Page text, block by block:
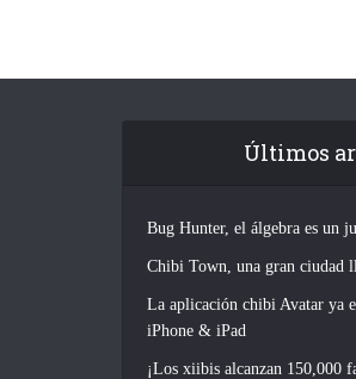
Últimos
Bug Hunter, el álgebra es un
Chibi Town, una gran ciudad
La aplicación chibi Avatar ya
iPhone & iPad
¡Los xiibis alcanzan 150,000